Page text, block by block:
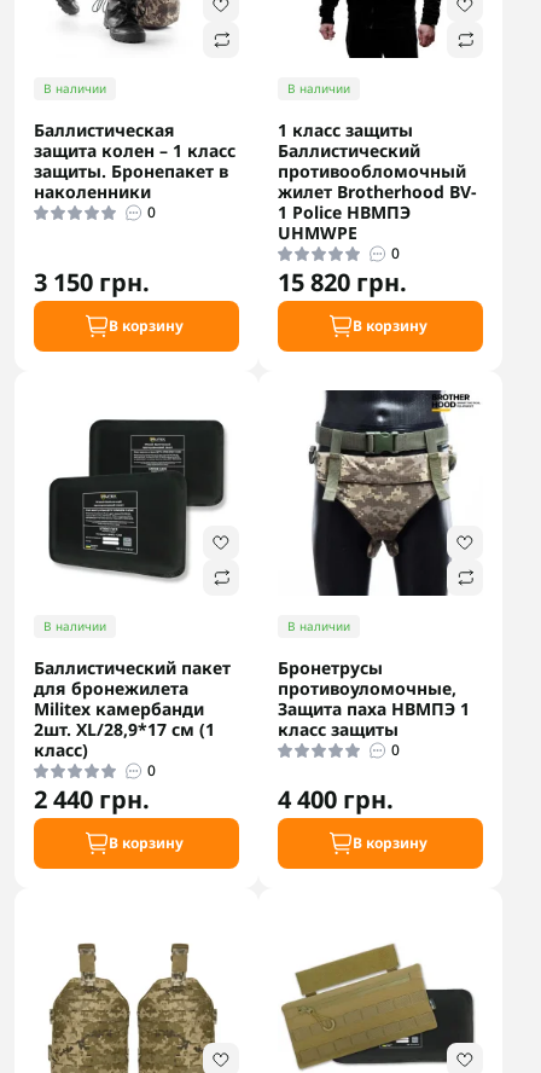
В наличии
Баллистическая
защита колен – 1 класс
защиты. Бронепакет в
наколенники
0
3 150 грн.
В корзину
В наличии
1 класс защиты
Баллистический
противообломочный
жилет Brotherhood BV-
1 Police НВМПЭ
UHMWPE
0
15 820 грн.
В корзину
В наличии
Баллистический пакет
для бронежилета
Militex камербанди
2шт. XL/28,9*17 см (1
класс)
0
2 440 грн.
В корзину
В наличии
Бронетрусы
противоуломочные,
Защита паха НВМПЭ 1
класс защиты
0
4 400 грн.
В корзину